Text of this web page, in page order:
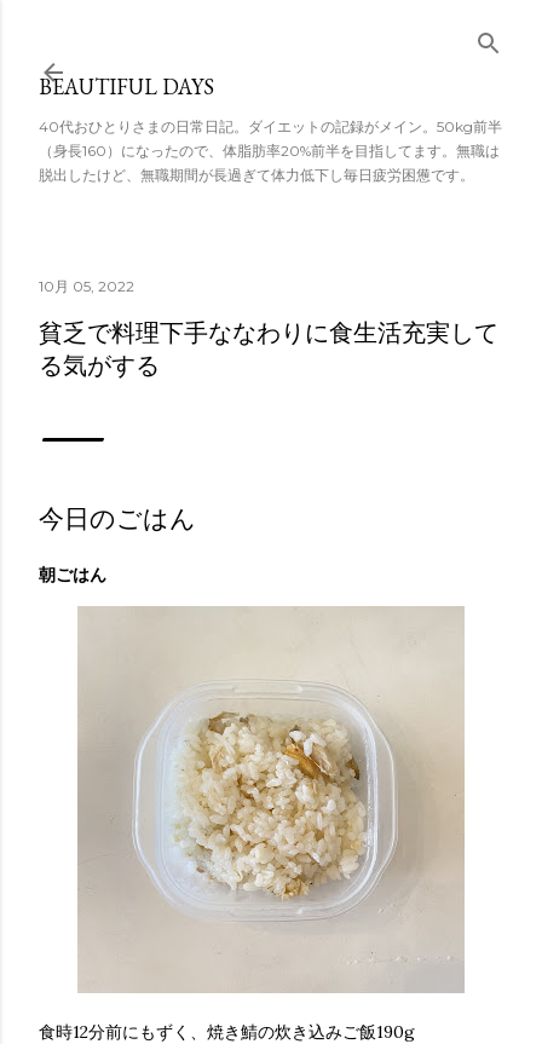
スキップしてメ
イン コンテンツ
に移動
BEAUTIFUL DAYS
40代おひとりさまの日常日記。ダイエットの記録がメイン。50kg前半
（身長160）になったので、体脂肪率20%前半を目指してます。無職は
脱出したけど、無職期間が長過ぎて体力低下し毎日疲労困憊です。
10月 05, 2022
貧乏で料理下手ななわりに食生活充実して
る気がする
今日のごはん
朝ごはん
食時12分前にもずく、焼き鯖の炊き込みご飯190g